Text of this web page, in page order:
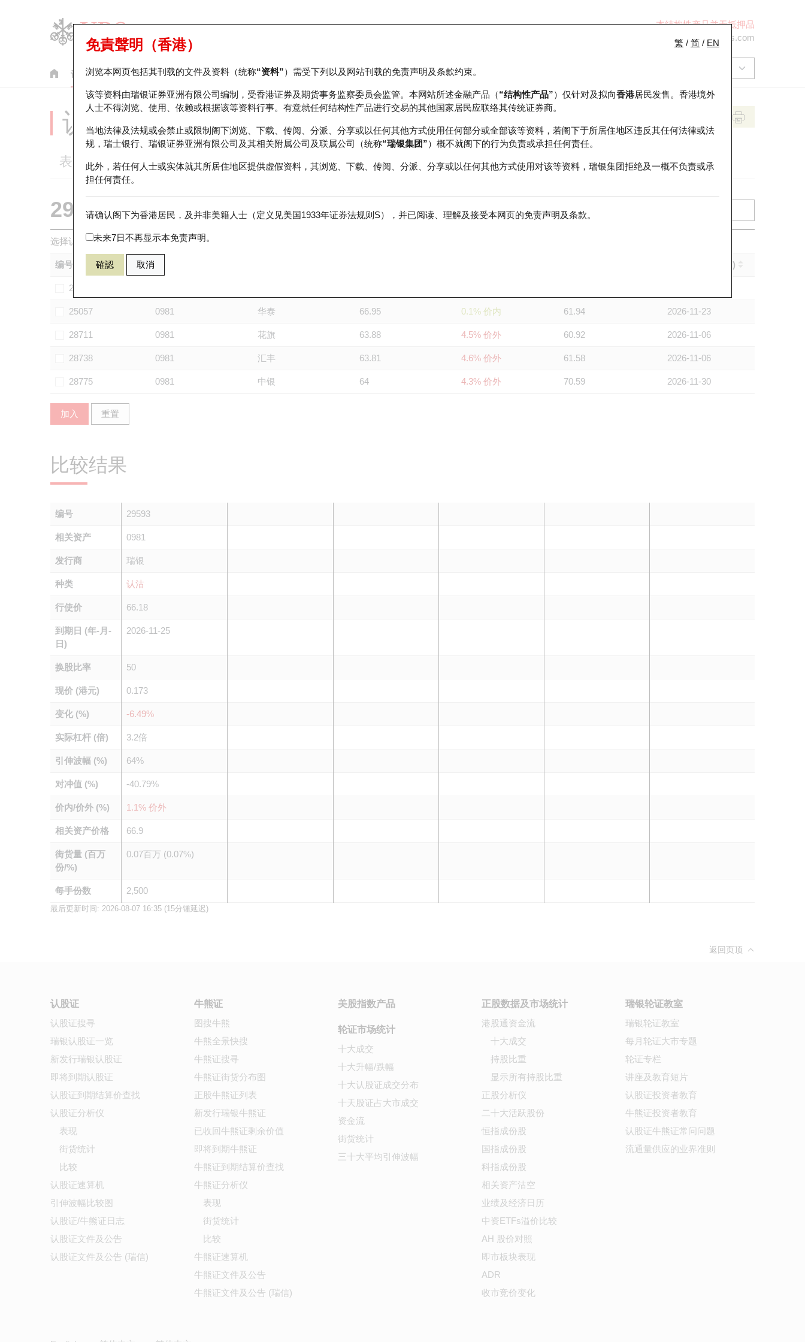
本结构性产品并无抵押品
ol-hkwarrants@ubs.com
认股证 牛熊证 美股指数产品 轮证市场统计 正股数据及市场统计 瑞银轮证教室
繁 / 简 / EN
免責聲明（香港）
浏览本网页包括其刊载的文件及资料（统称“资料”）需受下列以及网站刊载的免责声明及条款约束。
该等资料由瑞银证券亚洲有限公司编制，受香港证券及期货事务监察委员会监管。本网站所述金融产品（“结构性产品”）仅针对及拟向香港居民发售。香港境外
人士不得浏览、使用、依赖或根据该等资料行事。有意就任何结构性产品进行交易的其他国家居民应联络其传统证券商。
当地法律及法规或会禁止或限制阁下浏览、下载、传阅、分派、分享或以任何其他方式使用任何部分或全部该等资料，若阁下于所居住地区违反其任何法律或法
规，瑞士银行、瑞银证券亚洲有限公司及其相关附属公司及联属公司（统称“瑞银集团”）概不就阁下的行为负责或承担任何责任。
此外，若任何人士或实体就其所居住地区提供虚假资料，其浏览、下载、传阅、分派、分享或以任何其他方式使用对该等资料，瑞银集团拒绝及一概不负责或承
担任何责任。
请确认阁下为香港居民，及并非美籍人士（定义见美国1933年证券法规则S），并已阅读、理解及接受本网页的免责声明及条款。
未来7日不再显示本免责声明。
確認 取消
认股证分析仪
表现 街货统计 比较
29593 瑞银认沽 0981 中芯国际
选择认股证作比较*你可以选择最多五只认股证
编号 到期日 (年-月-日)
24259
25057 0981 华泰 66.95 0.1% 价内 61.94 2026-11-23
28711 0981 花旗 63.88 4.5% 价外 60.92 2026-11-06
28738 0981 汇丰 63.81 4.6% 价外 61.58 2026-11-06
28775 0981 中银 64 4.3% 价外 70.59 2026-11-30
加入 重置
比较结果
编号 29593
相关资产 0981
发行商 瑞银
种类 认沽
行使价 66.18
到期日 (年-月-
日)
2026-11-25
换股比率 50
现价 (港元) 0.173
变化 (%) -6.49%
实际杠杆 (倍) 3.2倍
引伸波幅 (%) 64%
对冲值 (%) -40.79%
价内/价外 (%) 1.1% 价外
相关资产价格 66.9
街货量 (百万
份/%)
0.07百万 (0.07%)
每手份数 2,500
最后更新时间: 2026-08-07 16:35 (15分锺延迟)
返回页顶
认股证
认股证搜寻
瑞银认股证一览
新发行瑞银认股证
即将到期认股证
认股证到期结算价查找
认股证分析仪
表现
街货统计
比较
认股证速算机
引伸波幅比较图
认股证/牛熊证日志
认股证文件及公告
认股证文件及公告 (瑞信)
牛熊证
图搜牛熊
牛熊全景快搜
牛熊证搜寻
牛熊证街货分布图
正股牛熊证列表
新发行瑞银牛熊证
已收回牛熊证剩余价值
即将到期牛熊证
牛熊证到期结算价查找
牛熊证分析仪
表现
街货统计
比较
牛熊证速算机
牛熊证文件及公告
牛熊证文件及公告 (瑞信)
美股指数产品
轮证市场统计
十大成交
十大升幅/跌幅
十大认股证成交分布
十天股证占大市成交
资金流
街货统计
三十大平均引伸波幅
正股数据及市场统计
港股通资金流
十大成交
持股比重
显示所有持股比重
正股分析仪
二十大活跃股份
恒指成份股
国指成份股
科指成份股
相关资产沽空
业绩及经济日历
中资ETFs溢价比较
AH 股价对照
即市板块表现
ADR
收市竞价变化
瑞银轮证教室
瑞银轮证教室
每月轮证大市专题
轮证专栏
讲座及教育短片
认股证投资者教育
牛熊证投资者教育
认股证牛熊证常问问题
流通量供应的业界准则